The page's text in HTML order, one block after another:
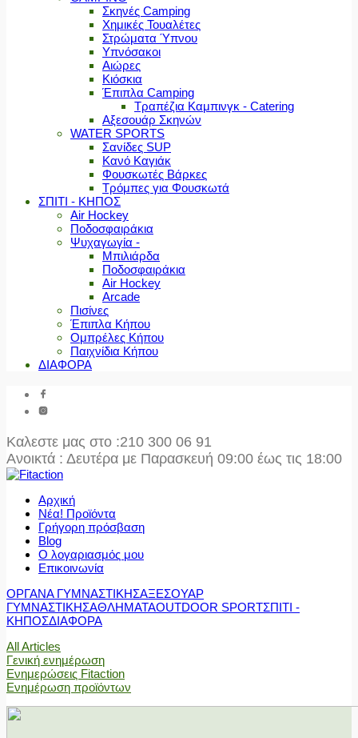
Σκηνές Camping
Χημικές Τουαλέτες
Στρώματα Ύπνου
Υπνόσακοι
Αιώρες
Κιόσκια
Έπιπλα Camping
Τραπέζια Καμπινγκ - Catering
Αξεσουάρ Σκηνών
WATER SPORTS
Σανίδες SUP
Κανό Καγιάκ
Φουσκωτές Βάρκες
Τρόμπες για Φουσκωτά
ΣΠΙΤΙ - ΚΗΠΟΣ
Air Hockey
Ποδοσφαιράκια
Ψυχαγωγία -
Μπιλιάρδα
Ποδοσφαιράκια
Air Hockey
Arcade
Πισίνες
Έπιπλα Κήπου
Ομπρέλες Κήπου
Παιχνίδια Κήπου
ΔΙΑΦΟΡΑ
Καλεστε μας στο :210 300 06 91
Ανοικτά : Δευτέρα με Παρασκευή 09:00 έως τις 18:00
Αρχική
Νέα! Προϊόντα
Γρήγορη πρόσβαση
Blog
Ο λογαριασμός μου
Επικοινωνία
ΟΡΓΑΝΑ ΓΥΜΝΑΣΤΙΚΗΣΑΞΕΣΟΥΑΡ
ΓΥΜΝΑΣΤΙΚΗΣΑΘΛΗΜΑΤΑOUTDOOR SPORTΣΠΙΤΙ -
ΚΗΠΟΣΔΙΑΦΟΡΑ
All Articles
Γενική ενημέρωση
Ενημερώσεις Fitaction
Ενημέρωση προϊόντων